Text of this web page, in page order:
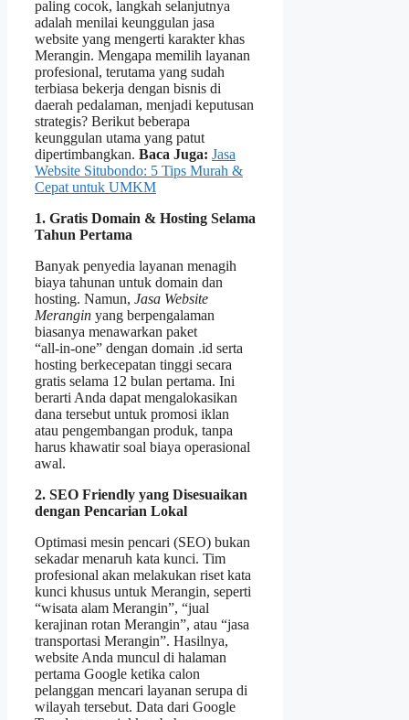
paling cocok, langkah selanjutnya
adalah menilai keunggulan jasa
website yang mengerti karakter khas
Merangin. Mengapa memilih layanan
profesional, terutama yang sudah
terbiasa bekerja dengan bisnis di
daerah pedalaman, menjadi keputusan
strategis? Berikut beberapa
keunggulan utama yang patut
dipertimbangkan. Baca Juga: Jasa
Website Situbondo: 5 Tips Murah &
Cepat untuk UMKM
1. Gratis Domain & Hosting Selama
Tahun Pertama
Banyak penyedia layanan menagih
biaya tahunan untuk domain dan
hosting. Namun, Jasa Website
Merangin yang berpengalaman
biasanya menawarkan paket
“all‑in‑one” dengan domain .id serta
hosting berkecepatan tinggi secara
gratis selama 12 bulan pertama. Ini
berarti Anda dapat mengalokasikan
dana tersebut untuk promosi iklan
atau pengembangan produk, tanpa
harus khawatir soal biaya operasional
awal.
2. SEO Friendly yang Disesuaikan
dengan Pencarian Lokal
Optimasi mesin pencari (SEO) bukan
sekadar menaruh kata kunci. Tim
profesional akan melakukan riset kata
kunci khusus untuk Merangin, seperti
“wisata alam Merangin”, “jual
kerajinan rotan Merangin”, atau “jasa
transportasi Merangin”. Hasilnya,
website Anda muncul di halaman
pertama Google ketika calon
pelanggan mencari layanan serupa di
wilayah tersebut. Data dari Google